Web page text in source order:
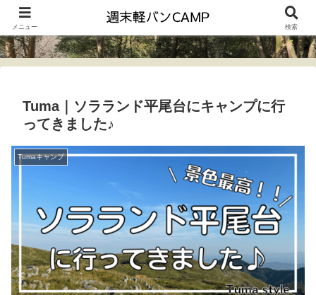
Tuma｜ソラランド平尾台にキャンプに行
ってきました♪
Tumaキャンプ
メニュー 検索